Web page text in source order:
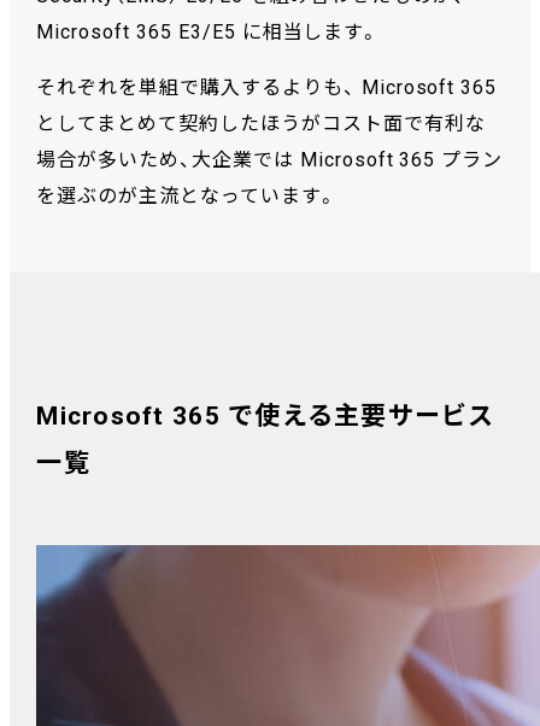
Microsoft 365 E3/E5 に相当します。
それぞれを単組で購入するよりも、 Microsoft 365
としてまとめて契約したほうがコスト面で有利な
場合が多いため、大企業では Microsoft 365 プラン
を選ぶのが主流となっています。
Microsoft 365 で使える主要サービス
一覧